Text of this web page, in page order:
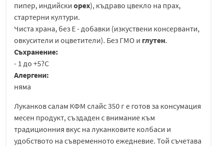
пипер, индийски орех), къдраво цвекло на прах,
стартерни култури.
Чиста храна, без Е - добавки (изкуствени консерванти,
овкусители и оцветители). Без ГМО и глутен.
Съхранение:
- 1 до +5?С
Алергени:
няма
Луканков салам КФМ слайс 350 г е готов за консумация
месен продукт, създаден с внимание към
традиционния вкус на луканковите колбаси и
удобството на съвременното ежедневие. Той съчетава